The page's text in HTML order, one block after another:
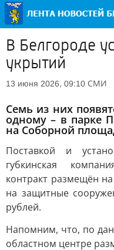
В Белгороде
укрытий
13 июня 2026, 09:10 СМИ
Семь из них
одному – в парке
на Соборной
Поставкой и
губкинская
контракт размещён
на защитные
рублей.
Напомним, что, по
областном центре